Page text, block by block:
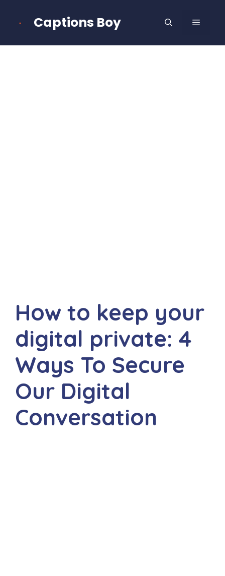
Captions Boy MENU
How to keep your
digital private: 4
Ways To Secure
Our Digital
Conversation